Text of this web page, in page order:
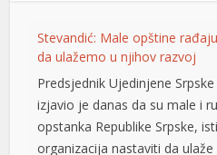
Stevandić: Male opštine
da ulažemo u njihov razvoj
Predsjednik Ujedinjene
izjavio je danas da su male i
opstanka Republike Srpske,
organizacija nastaviti da